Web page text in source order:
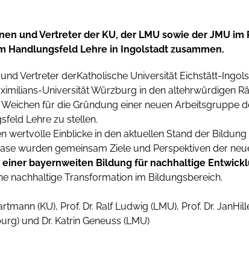
und Vertreter der KU, der LMU sowie der JMU
Handlungsfeld Lehre in Ingolstadt zusammen.
Vertreter derKatholische Universität Eichstätt-
Universität Würzburg in den altehrwürdigen
für die Gründung einer neuen Arbeitsgruppe
Lehre zu stellen.
wertvolle Einblicke in den aktuellen Stand der
wurden gemeinsam Ziele und Perspektiven der
bayernweiten Bildung für nachhaltige
nachhaltige Transformation im Bildungsbereich.
(KU), Prof. Dr. Ralf Ludwig (LMU), Prof. Dr.
und Dr. Katrin Geneuss (LMU)